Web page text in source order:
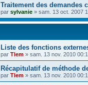
Traitement des demandes
par sylvanie » sam. 13 oct. 2007
Liste des fonctions
par Tlem » sam. 13 nov. 2010
Récapitulatif de méthode
par Tlem » sam. 13 nov. 2010